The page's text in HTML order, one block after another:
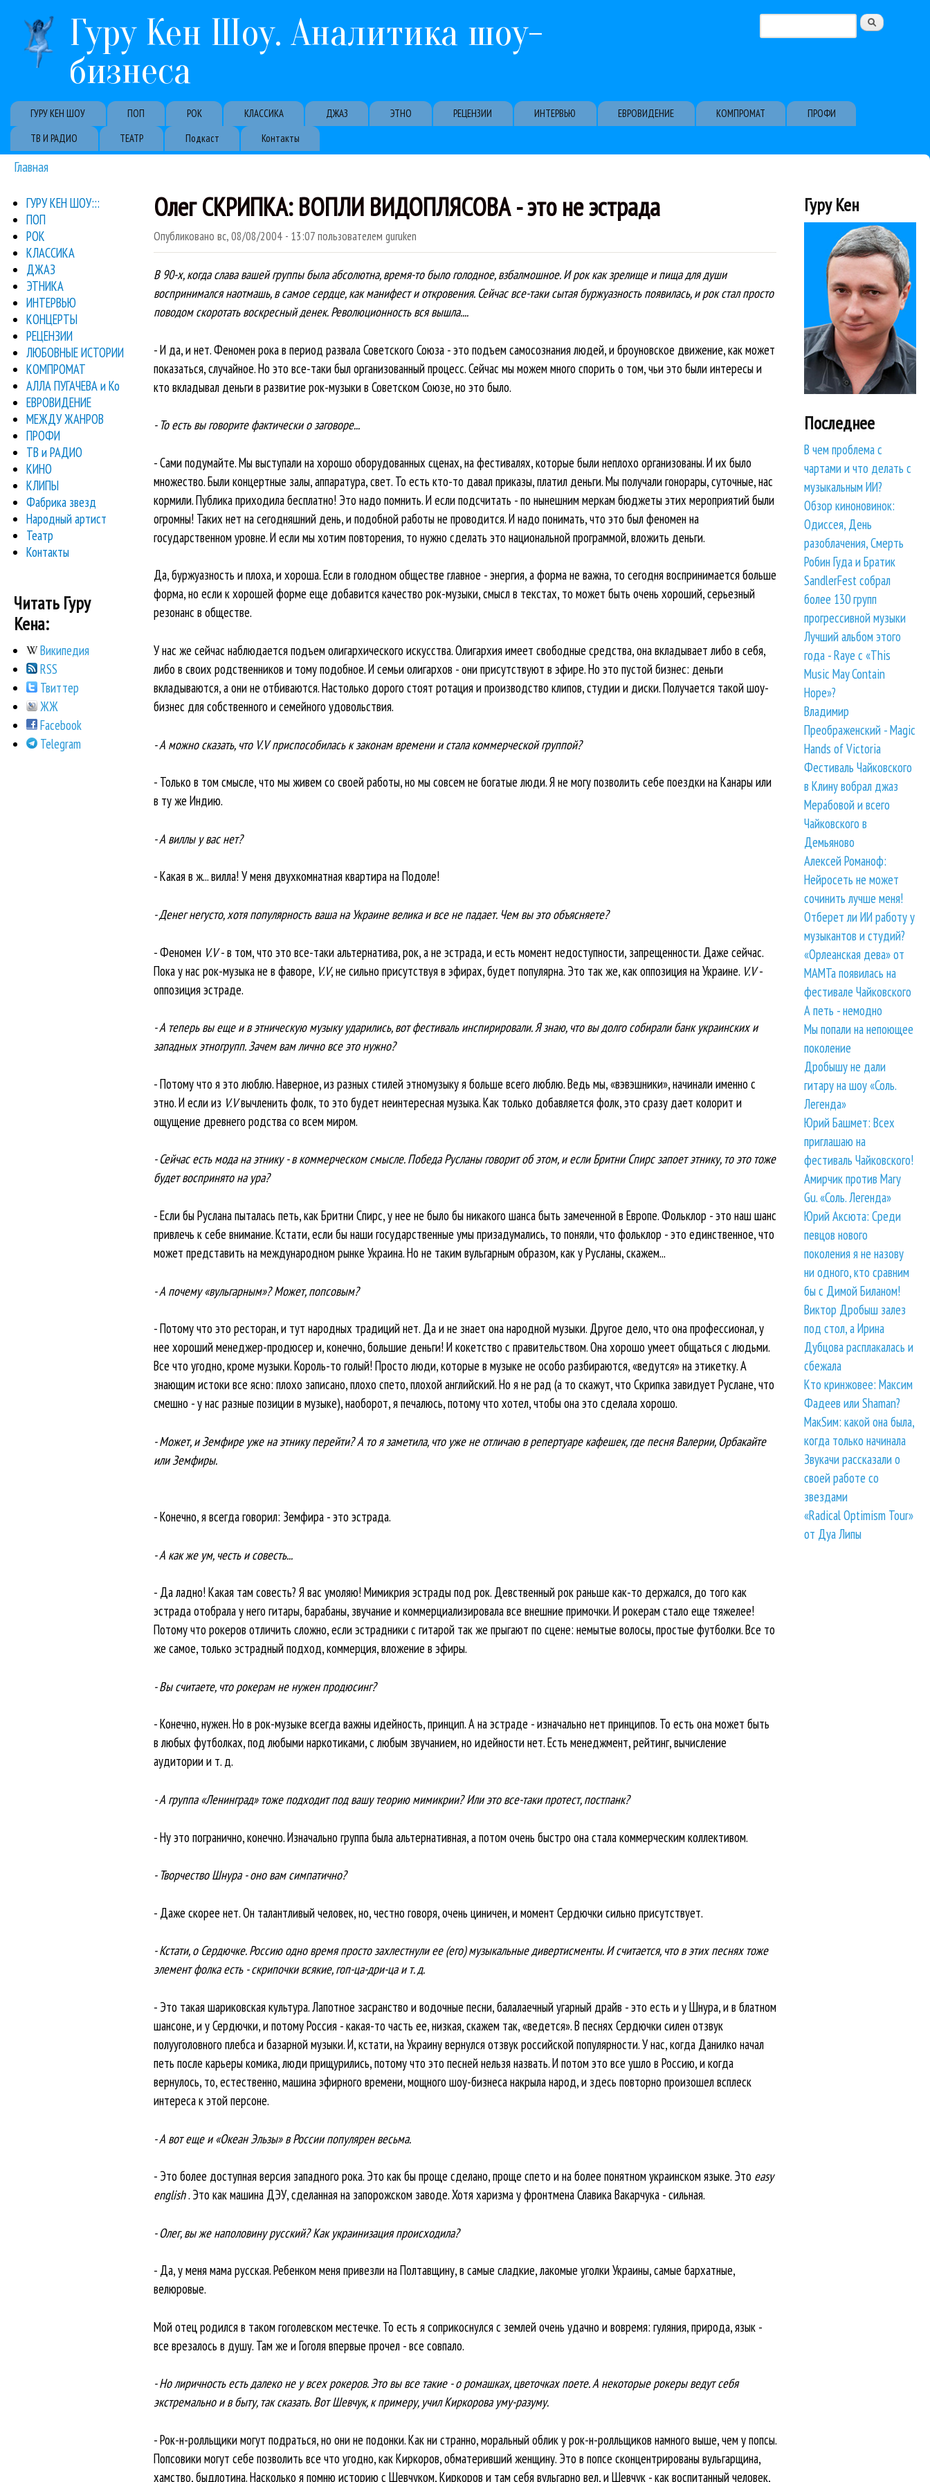
Гуру Кен Шоу. Аналитика шоу-
бизнеса
Форма поиска
Primary links
ГУРУ КЕН ШОУ ПОП РОК КЛАССИКА ДЖАЗ ЭТНО РЕЦЕНЗИИ ИНТЕРВЬЮ ЕВРОВИДЕНИЕ КОМПРОМАТ
ПРОФИ
ТВ И РАДИО
ТЕАТР Подкаст Контакты
Вы здесь
Главная
Олег СКРИПКА: ВОПЛИ ВИДОПЛЯСОВА - это не эстрада
Опубликовано вс, 08/08/2004 - 13:07пользователем guruken
В 90-х, когда слава вашей группы была абсолютна, время-то было голодное, взбалмошное. И рок как зрелище и пища для души
воспринимался наотмашь, в самое сердце, как манифест и откровения. Сейчас все-таки сытая буржуазность появилась, и рок стал просто
поводом скоротать воскресный денек. Революционность вся вышла....
- И да, и нет. Феномен рока в период развала Советского Союза - это подъем самосознания людей, и броуновское движение, как может
показаться, случайное. Но это все-таки был организованный процесс. Сейчас мы можем много спорить о том, чьи это были интересы и
кто вкладывал деньги в развитие рок-музыки в Советском Союзе, но это было.
- То есть вы говорите фактически о заговоре...
- Сами подумайте. Мы выступали на хорошо оборудованных сценах, на фестивалях, которые были неплохо организованы. И их было
множество. Были концертные залы, аппаратура, свет. То есть кто-то давал приказы, платил деньги. Мы получали гонорары, суточные, нас
кормили. Публика приходила бесплатно! Это надо помнить. И если подсчитать - по нынешним меркам бюджеты этих мероприятий были
огромны! Таких нет на сегодняшний день, и подобной работы не проводится. И надо понимать, что это был феномен на
государственном уровне. И если мы хотим повторения, то нужно сделать это национальной программой, вложить деньги.
Да, буржуазность и плоха, и хороша. Если в голодном обществе главное - энергия, а форма не важна, то сегодня воспринимается больше
форма, но если к хорошей форме еще добавится качество рок-музыки, смысл в текстах, то может быть очень хороший, серьезный
резонанс в обществе.
У нас же сейчас наблюдается подъем олигархического искусства. Олигархия имеет свободные средства, она вкладывает либо в себя,
либо в своих родственников и тому подобное. И семьи олигархов - они присутствуют в эфире. Но это пустой бизнес: деньги
вкладываются, а они не отбиваются. Настолько дорого стоят ротация и производство клипов, студии и диски. Получается такой шоу-
бизнес для собственного и семейного удовольствия.
- А можно сказать, что V.V приспособилась к законам времени и стала коммерческой группой?
- Только в том смысле, что мы живем со своей работы, но мы совсем не богатые люди. Я не могу позволить себе поездки на Канары или
в ту же Индию.
- А виллы у вас нет?
- Какая в ж... вилла! У меня двухкомнатная квартира на Подоле!
- Денег негусто, хотя популярность ваша на Украине велика и все не падает. Чем вы это объясняете?
- Феномен V.V- в том, что это все-таки альтернатива, рок, а не эстрада, и есть момент недоступности, запрещенности. Даже сейчас.
Пока у нас рок-музыка не в фаворе, V.V, не сильно присутствуя в эфирах, будет популярна. Это так же, как оппозиция на Украине. V.V-
оппозиция эстраде.
- А теперь вы еще и в этническую музыку ударились, вот фестиваль инспирировали. Я знаю, что вы долго собирали банк украинских и
западных этногрупп. Зачем вам лично все это нужно?
- Потому что я это люблю. Наверное, из разных стилей этномузыку я больше всего люблю. Ведь мы, «вэвэшники», начинали именно с
этно. И если из V.Vвычленить фолк, то это будет неинтересная музыка. Как только добавляется фолк, это сразу дает колорит и
ощущение древнего родства со всем миром.
- Сейчас есть мода на этнику - в коммерческом смысле. Победа Русланы говорит об этом, и если Бритни Спирс запоет этнику, то это тоже
будет воспринято на ура?
- Если бы Руслана пыталась петь, как Бритни Спирс, у нее не было бы никакого шанса быть замеченной в Европе. Фольклор - это наш шанс
привлечь к себе внимание. Кстати, если бы наши государственные умы призадумались, то поняли, что фольклор - это единственное, что
может представить на международном рынке Украина. Но не таким вульгарным образом, как у Русланы, скажем...
- А почему «вульгарным»? Может, попсовым?
- Потому что это ресторан, и тут народных традиций нет. Да и не знает она народной музыки. Другое дело, что она профессионал, у
нее хороший менеджер-продюсер и, конечно, большие деньги! И кокетство с правительством. Она хорошо умеет общаться с людьми.
Все что угодно, кроме музыки. Король-то голый! Просто люди, которые в музыке не особо разбираются, «ведутся» на этикетку. А
знающим истоки все ясно: плохо записано, плохо спето, плохой английский. Но я не рад (а то скажут, что Скрипка завидует Руслане, что
смешно - у нас разные позиции в музыке), наоборот, я печалюсь, потому что хотел, чтобы она это сделала хорошо.
- Может, и Земфире уже на этнику перейти? А то я заметила, что уже не отличаю в репертуаре кафешек, где песня Валерии, Орбакайте
или Земфиры.
- Конечно, я всегда говорил: Земфира - это эстрада.
- А как же ум, честь и совесть...
- Да ладно! Какая там совесть? Я вас умоляю! Мимикрия эстрады под рок. Девственный рок раньше как-то держался, до того как
эстрада отобрала у него гитары, барабаны, звучание и коммерциализировала все внешние примочки. И рокерам стало еще тяжелее!
Потому что рокеров отличить сложно, если эстрадники с гитарой так же прыгают по сцене: немытые волосы, простые футболки. Все то
же самое, только эстрадный подход, коммерция, вложение в эфиры.
- Вы считаете, что рокерам не нужен продюсинг?
- Конечно, нужен. Но в рок-музыке всегда важны идейность, принцип. А на эстраде - изначально нет принципов. То есть она может быть
в любых футболках, под любыми наркотиками, с любым звучанием, но идейности нет. Есть менеджмент, рейтинг, вычисление
аудитории и т. д.
- А группа «Ленинград» тоже подходит под вашу теорию мимикрии? Или это все-таки протест, постпанк?
- Ну это погранично, конечно. Изначально группа была альтернативная, а потом очень быстро она стала коммерческим коллективом.
- Творчество Шнура - оно вам симпатично?
- Даже скорее нет. Он талантливый человек, но, честно говоря, очень циничен, и момент Сердючки сильно присутствует.
- Кстати, о Сердючке. Россию одно время просто захлестнули ее (его) музыкальные дивертисменты. И считается, что в этих песнях тоже
элемент фолка есть - скрипочки всякие, гоп-ца-дри-ца и т. д.
- Это такая шариковская культура. Лапотное засранство и водочные песни, балалаечный угарный драйв - это есть и у Шнура, и в блатном
шансоне, и у Сердючки, и потому Россия - какая-то часть ее, низкая, скажем так, «ведется». В песнях Сердючки силен отзвук
полууголовного плебса и базарной музыки. И, кстати, на Украину вернулся отзвук российской популярности. У нас, когда Данилко начал
петь после карьеры комика, люди прищурились, потому что это песней нельзя назвать. И потом это все ушло в Россию, и когда
вернулось, то, естественно, машина эфирного времени, мощного шоу-бизнеса накрыла народ, и здесь повторно произошел всплеск
интереса к этой персоне.
- А вот еще и «Океан Эльзы» в России популярен весьма.
- Это более доступная версия западного рока. Это как бы проще сделано, проще спето и на более понятном украинском языке. Это easy
english. Это как машина ДЭУ, сделанная на запорожском заводе. Хотя харизма у фронтмена Славика Вакарчука - сильная.
- Олег, вы же наполовину русский? Как украинизация происходила?
- Да, у меня мама русская. Ребенком меня привезли на Полтавщину, в самые сладкие, лакомые уголки Украины, самые бархатные,
велюровые.
Мой отец родился в таком гоголевском местечке. То есть я соприкоснулся с землей очень удачно и вовремя: гуляния, природа, язык -
все врезалось в душу. Там же и Гоголя впервые прочел - все совпало.
- Но лиричность есть далеко не у всех рокеров. Это вы все такие - о ромашках, цветочках поете. А некоторые рокеры ведут себя
экстремально и в быту, так сказать. Вот Шевчук, к примеру, учил Киркорова уму-разуму.
- Рок-н-ролльщики могут подраться, но они не подонки. Как ни странно, моральный облик у рок-н-ролльщиков намного выше, чем у попсы.
Попсовики могут себе позволить все что угодно, как Киркоров, обматеривший женщину. Это в попсе сконцентрированы вульгарщина,
хамство, быдлотина. Насколько я помню историю с Шевчуком, Киркоров и там себя вульгарно вел, и Шевчук - как воспитанный человек,
ГУРУ КЕН ШОУ:::
ПОП
РОК
КЛАССИКА
ДЖАЗ
ЭТНИКА
ИНТЕРВЬЮ
КОНЦЕРТЫ
РЕЦЕНЗИИ
ЛЮБОВНЫЕ ИСТОРИИ
КОМПРОМАТ
АЛЛА ПУГАЧЕВА и Ко
ЕВРОВИДЕНИЕ
МЕЖДУ ЖАНРОВ
ПРОФИ
ТВ и РАДИО
КИНО
КЛИПЫ
Фабрика звезд
Народный артист
Театр
Контакты
Читать Гуру
Кена:
Википедия
RSS
Твиттер
ЖЖ
Facebook
Telegram
Гуру Кен
Последнее
В чем проблема с
чартами и что делать с
музыкальным ИИ?
Обзор киноновинок:
Одиссея, День
разоблачения, Смерть
Робин Гуда и Братик
SandlerFest собрал
более 130 групп
прогрессивной музыки
Лучший альбом этого
года - Raye с «This
Music May Contain
Hope»?
Владимир
Преображенский - Magic
Hands of Victoria
Фестиваль Чайковского
в Клину вобрал джаз
Мерабовой и всего
Чайковского в
Демьяново
Алексей Романоф:
Нейросеть не может
сочинить лучше меня!
Отберет ли ИИ работу у
музыкантов и студий?
«Орлеанская дева» от
МАМТа появилась на
фестивале Чайковского
А петь - немодно
Мы попали на непоющее
поколение
Дробышу не дали
гитару на шоу «Соль.
Легенда»
Юрий Башмет: Всех
приглашаю на
фестиваль Чайковского!
Амирчик против Mary
Gu. «Соль. Легенда»
Юрий Аксюта: Среди
певцов нового
поколения я не назову
ни одного, кто сравним
бы с Димой Биланом!
Виктор Дробыш залез
под стол, а Ирина
Дубцова расплакалась и
сбежала
Кто кринжовее: Максим
Фадеев или Shaman?
МакSим: какой она была,
когда только начинала
Звукачи рассказали о
своей работе со
звездами
«Radical Optimism Tour»
от Дуа Липы